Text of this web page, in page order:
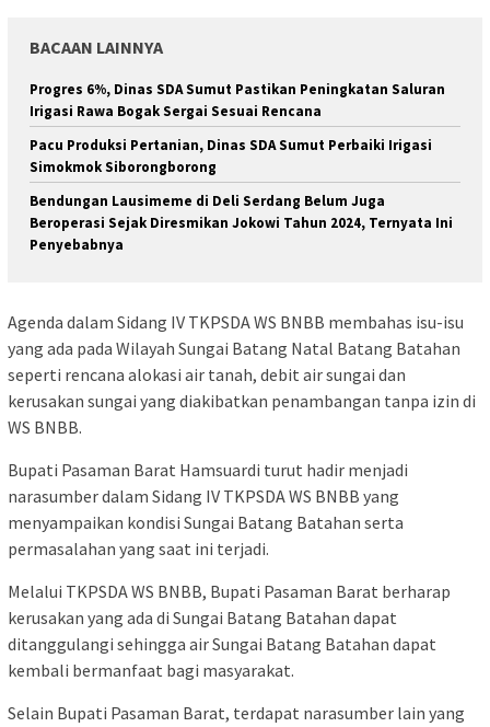
BACAAN LAINNYA
Progres 6%, Dinas SDA Sumut Pastikan Peningkatan Saluran
Irigasi Rawa Bogak Sergai Sesuai Rencana
Pacu Produksi Pertanian, Dinas SDA Sumut Perbaiki Irigasi
Simokmok Siborongborong
Bendungan Lausimeme di Deli Serdang Belum Juga
Beroperasi Sejak Diresmikan Jokowi Tahun 2024, Ternyata Ini
Penyebabnya
Agenda dalam Sidang IV TKPSDA WS BNBB membahas isu-isu
yang ada pada Wilayah Sungai Batang Natal Batang Batahan
seperti rencana alokasi air tanah, debit air sungai dan
kerusakan sungai yang diakibatkan penambangan tanpa izin di
WS BNBB.
Bupati Pasaman Barat Hamsuardi turut hadir menjadi
narasumber dalam Sidang IV TKPSDA WS BNBB yang
menyampaikan kondisi Sungai Batang Batahan serta
permasalahan yang saat ini terjadi.
Melalui TKPSDA WS BNBB, Bupati Pasaman Barat berharap
kerusakan yang ada di Sungai Batang Batahan dapat
ditanggulangi sehingga air Sungai Batang Batahan dapat
kembali bermanfaat bagi masyarakat.
Selain Bupati Pasaman Barat, terdapat narasumber lain yang